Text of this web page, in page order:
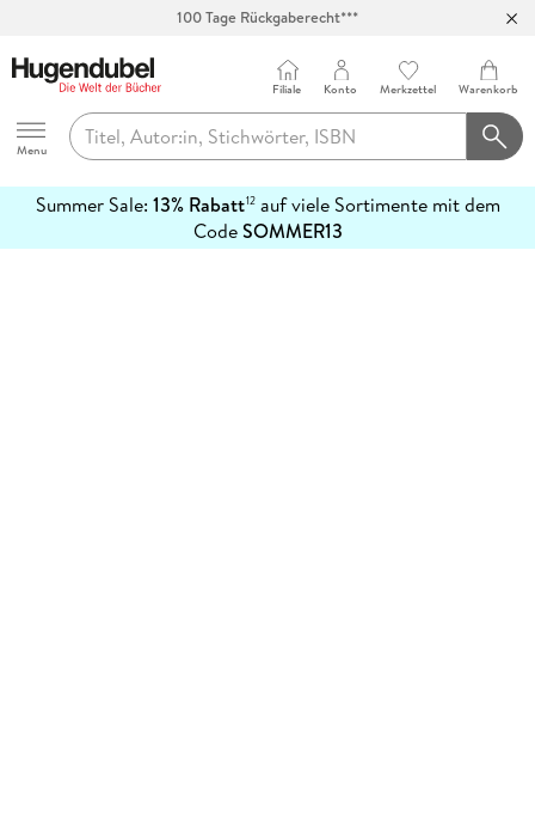
100 Tage Rückgaberecht***
Hugendubel
Menu
Filiale Konto Merkzettel Warenkorb
Summer Sale: 13% Rabatt12auf viele Sortimente mit dem
CodeSOMMER13
erfahren